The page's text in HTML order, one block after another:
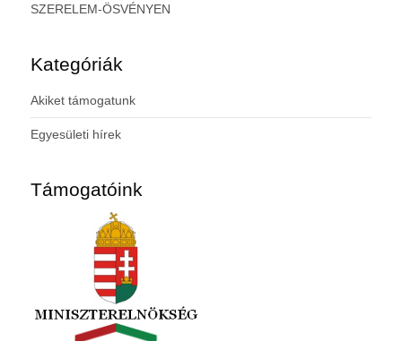
SZERELEM-ÖSVÉNYEN
Kategóriák
Akiket támogatunk
Egyesületi hírek
Támogatóink